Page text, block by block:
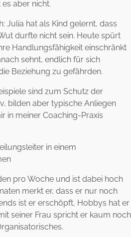
aber nicht.
Julia hat als Kind gelernt, dass
durfte nicht sein. Heute spürt
Handlungsfähigkeit einschränkt
sehnt, endlich für sich
Beziehung zu gefährden.
sind zum Schutz der
bilden aber typische Anliegen
in meiner Coaching-Praxis
in einem
pro Woche und ist dabei hoch
merkt er, dass er nur noch
ist er erschöpft, Hobbys hat er
seiner Frau spricht er kaum noch